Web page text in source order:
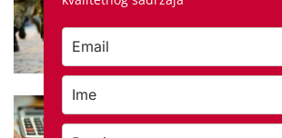
Važna brojka za